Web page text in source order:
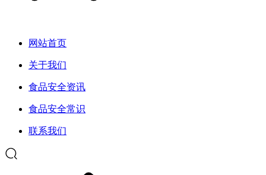
网站首页
关于我们
食品安全资讯
食品安全常识
联系我们